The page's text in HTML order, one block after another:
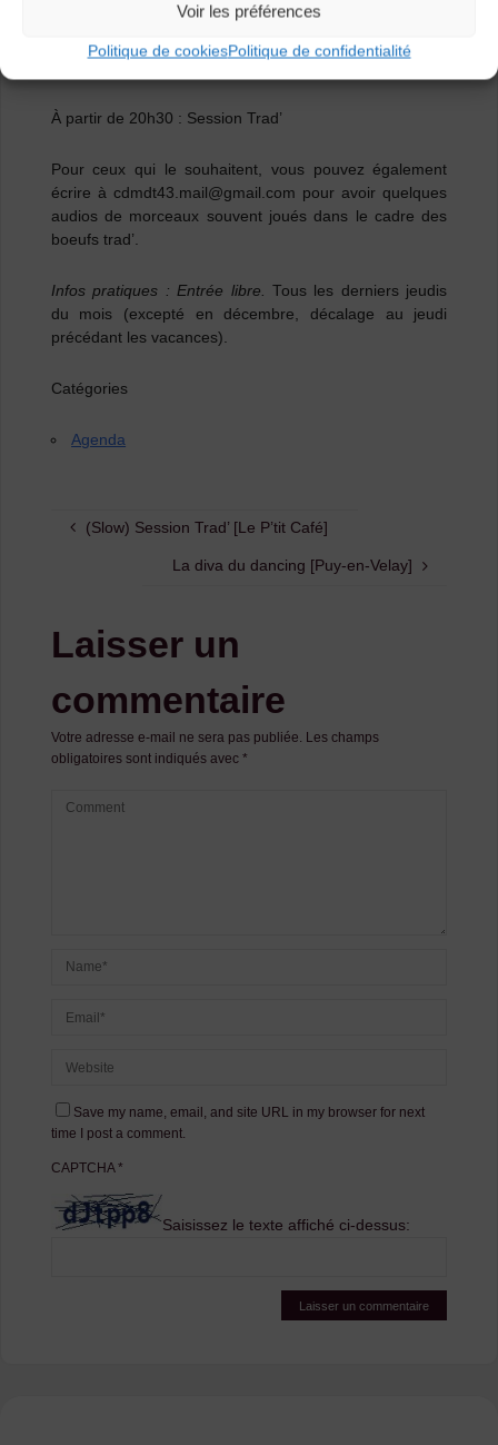
Voir les préférences
Politique de cookiesPolitique de confidentialité
[A NOTER] Vous pouvez emmener des morceaux à
jouer et faire découvrir pendant les sessions, veillez à
À partir de 20h30 : Session Trad’
Pour ceux qui le souhaitent, vous pouvez également
écrire à cdmdt43.mail@gmail.com pour avoir quelques
audios de morceaux souvent joués dans le cadre des
boeufs trad’.
Infos pratiques : Entrée libre. Tous les derniers jeudis
du mois (excepté en décembre, décalage au jeudi
précédant les vacances).
Catégories
Agenda
(Slow) Session Trad’ [Le P’tit Café]
La diva du dancing [Puy-en-Velay]
Laisser un
commentaire
Votre adresse e-mail ne sera pas publiée. Les champs
obligatoires sont indiqués avec *
Save my name, email, and site URL in my browser for next
time I post a comment.
CAPTCHA*
Saisissez le texte affiché ci-dessus: